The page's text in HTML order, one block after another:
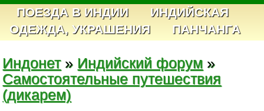
ПОЕЗДА В ИНДИИ
ИНДИЙСКАЯ
ОДЕЖДА, УКРАШЕНИЯ
ПАНЧАНГА
Индонет» Индийский форум »
Самостоятельные путешествия
(дикарем)